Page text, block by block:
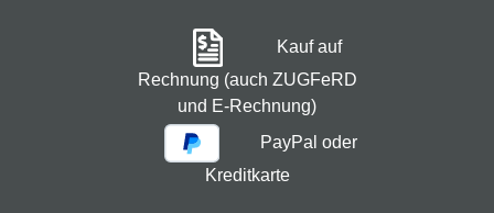
Kauf auf
Rechnung (auch ZUGFeRD
und E-Rechnung)
PayPal oder
Kreditkarte